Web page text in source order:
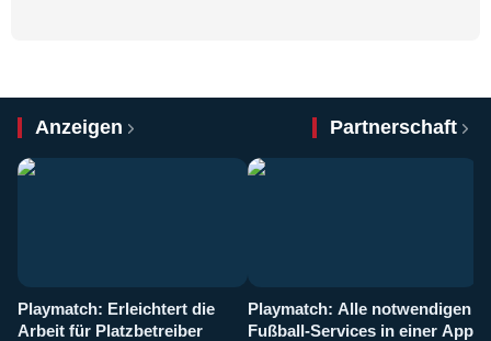
Anzeigen Partnerschaft
Playmatch: Erleichtert die
Arbeit für Platzbetreiber
Playmatch: Alle notwendigen
Fußball-Services in einer App